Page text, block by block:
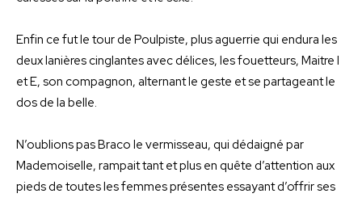
Enfin ce fut le tour de Poulpiste, plus aguerrie qui endura les
deux lanières cinglantes avec délices, les fouetteurs, Maitre I
et E, son compagnon, alternant le geste et se partageant le
dos de la belle.
N’oublions pas Braco le vermisseau, qui dédaigné par
Mademoiselle, rampait tant et plus en quête d’attention aux
pieds de toutes les femmes présentes essayant d’offrir ses